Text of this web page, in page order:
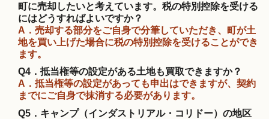
町に売却したいと考えています。税の特別控除を受ける
にはどうすればよいですか？
A．売却する部分をご自身で分筆していただき、町が土
地を買い上げた場合に税の特別控除を受けることができ
ます。
Q4．抵当権等の設定がある土地も買取できますか？
A．抵当権等の設定があっても申出はできますが、契約
までにご自身で抹消する必要があります。
Q5．キャンプ（インダストリアル・コリドー）の地区